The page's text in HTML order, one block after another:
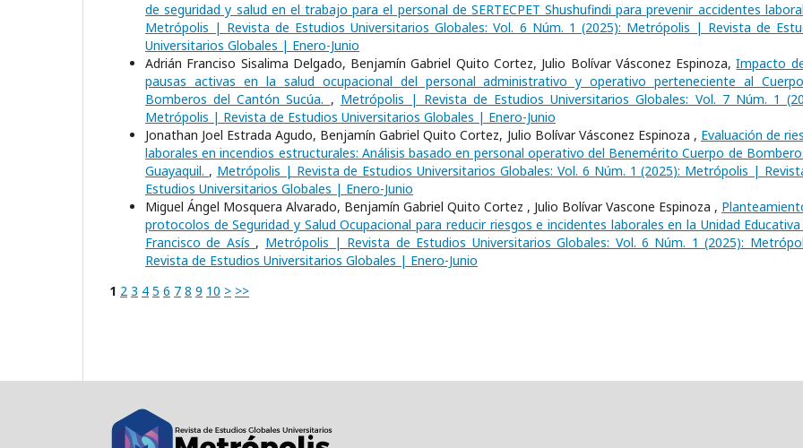
de seguridad y salud en el trabajo para el personal de SERTECPET Shushufindi para prevenir accidentes
Metrópolis | Revista de Estudios Universitarios Globales: Vol. 6 Núm. 1 (2025): Metrópolis | Revista de
Universitarios Globales | Enero-Junio
Adrián Franciso Sisalima Delgado, Benjamín Gabriel Quito Cortez, Julio Bolívar Vásconez Espinoza,Impacto
pausas activas en la salud ocupacional del personal administrativo y operativo perteneciente al
Bomberos del Cantón Sucúa. , Metrópolis | Revista de Estudios Universitarios Globales: Vol. 7 Núm. 1
Metrópolis | Revista de Estudios Universitarios Globales | Enero-Junio
Jonathan Joel Estrada Agudo, Benjamín Gabriel Quito Cortez, Julio Bolívar Vásconez Espinoza , Evaluación de
laborales en incendios estructurales: Análisis basado en personal operativo del Benemérito Cuerpo de
Guayaquil. , Metrópolis | Revista de Estudios Universitarios Globales: Vol. 6 Núm. 1 (2025): Metrópolis |
Estudios Universitarios Globales | Enero-Junio
Miguel Ángel Mosquera Alvarado, Benjamín Gabriel Quito Cortez , Julio Bolívar Vascone Espinoza ,
protocolos de Seguridad y Salud Ocupacional para reducir riesgos e incidentes laborales en la Unidad Educativa
Francisco de Asís , Metrópolis | Revista de Estudios Universitarios Globales: Vol. 6 Núm. 1 (2025):
Revista de Estudios Universitarios Globales | Enero-Junio
1 2 3 4 5 6 7 8 9 10 > >>